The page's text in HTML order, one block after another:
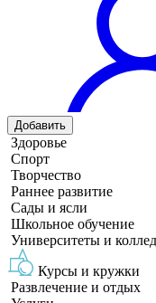
Добавить
Здоровье
Спорт
Творчество
Раннее развитие
Сады и ясли
Школьное обучение
Университеты и
Курсы и кружки
Развлечение и отдых